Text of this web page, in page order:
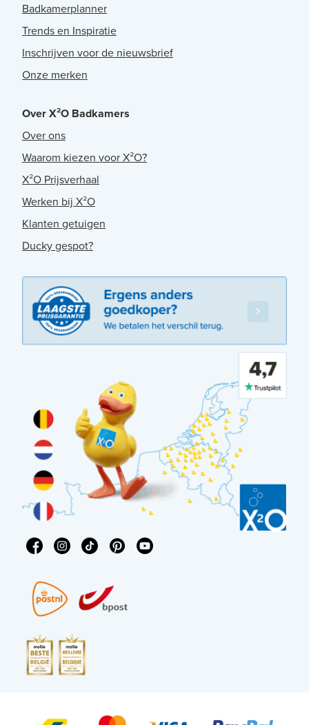
Badkamerplanner
Trends en Inspiratie
Inschrijven voor de nieuwsbrief
Onze merken
Over X²O Badkamers
Over ons
Waarom kiezen voor X²O?
X²O Prijsverhaal
Werken bij X²O
Klanten getuigen
Ducky gespot?